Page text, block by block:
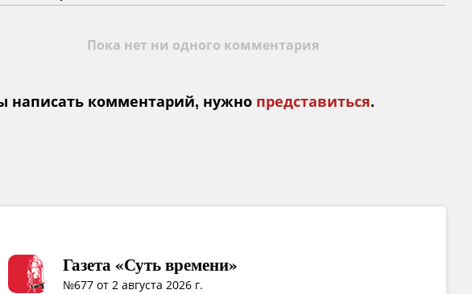
Пока нет ни одного комментария
написать комментарий, нужно представиться.
Газета «Суть времени»
№677 от 2 августа 2026 г.